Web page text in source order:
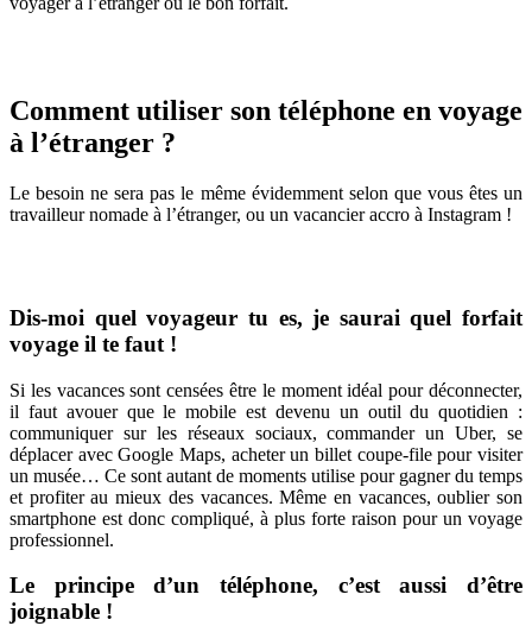
Tout savoir des cartes SIM et forfaits
Comment utiliser son téléphone en voyage
à l’étranger ?
Le besoin ne sera pas le même évidemment selon que vous êtes un
travailleur nomade à l’étranger, ou un vacancier accro à Instagram !
Dis-moi quel voyageur tu es, je saurai quel forfait
voyage il te faut !
Si les vacances sont censées être le moment idéal pour déconnecter,
il faut avouer que le mobile est devenu un outil du quotidien :
communiquer sur les réseaux sociaux, commander un Uber, se
déplacer avec Google Maps, acheter un billet coupe-file pour visiter
un musée… Ce sont autant de moments utilise pour gagner du temps
et profiter au mieux des vacances. Même en vacances, oublier son
smartphone est donc compliqué, à plus forte raison pour un voyage
professionnel.
Le principe d’un téléphone, c’est aussi d’être
joignable !